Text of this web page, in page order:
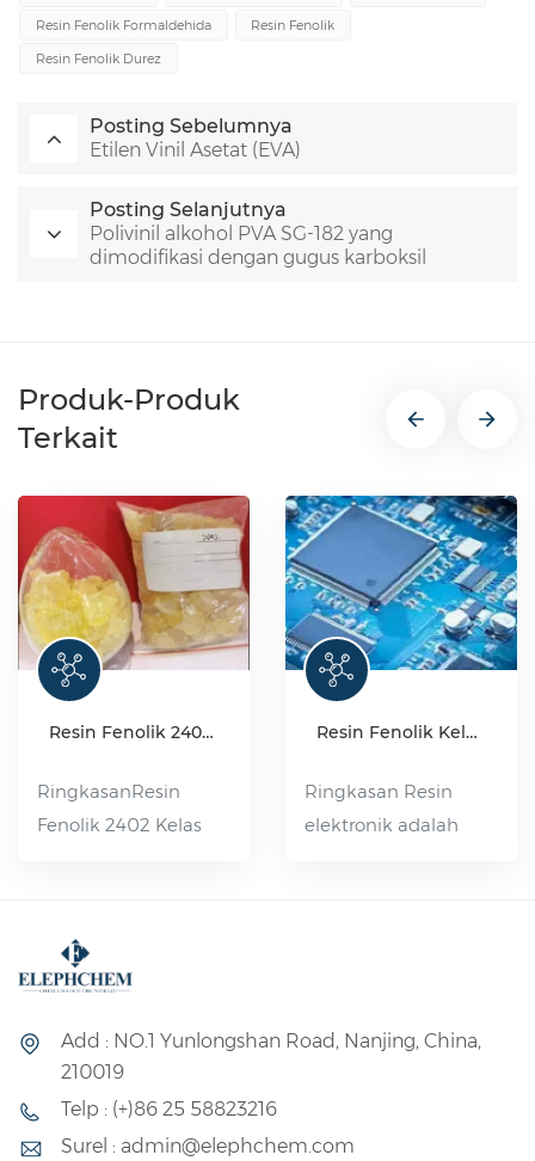
Resin Fenolik Formaldehida
Resin Fenolik
Resin Fenolik Durez
Posting Sebelumnya
Etilen Vinil Asetat (EVA)
Posting Selanjutnya
Polivinil alkohol PVA SG-182 yang
dimodifikasi dengan gugus karboksil
Produk-Produk
Terkait
Resin Fenolik 2402 Kelas Industri
RingkasanResin
Fenolik 2402 Kelas
polimerisasi
kondensasi tert-
ini larut dalam
Resin Fenolik Kelas Elektronik
Ringkasan Resin
elektronik adalah
fenol dan
Add : NO.1 Yunlongshan Road, Nanjing, China,
210019
Telp : (+)86 25 58823216
Surel : admin@elephchem.com